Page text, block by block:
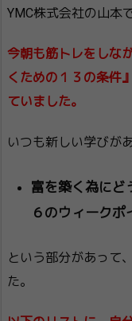
YMC株式会社の山本
今朝も筋トレをしな
くための１３の条件
ていました。
いつも新しい学びが
富を築く為にど
６のウィークポ
という部分があって
た。